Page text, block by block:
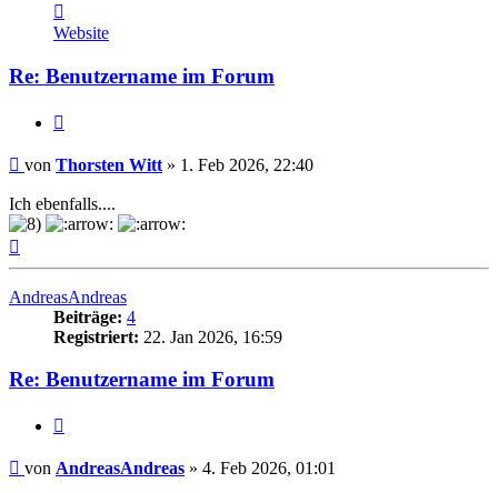
von
Thorsten
Website
Re: Benutzername im Forum
Beitrag
von Thorsten Witt » 1. Feb 2026, 22:40
Ich ebenfalls....
AndreasAndreas
Beiträge: 4
Registriert: 22. Jan 2026, 16:59
Re: Benutzername im Forum
Beitrag
von AndreasAndreas » 4. Feb 2026, 01:01